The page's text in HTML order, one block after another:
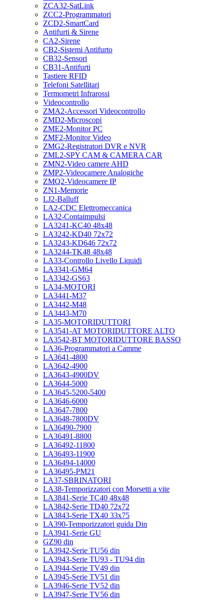
ZCA32-SatLink
ZCC2-Programmatori
ZCD2-SmartCard
Antifurti & Sirene
CA2-Sirene
CB2-Sistemi Antifurto
CB32-Sensori
CB31-Antifurti
Tastiere RFID
Telefoni Satellitari
Termometri Infrarossi
Videocontrollo
ZMA2-Accessori Videocontrollo
ZMD2-Microscopi
ZME2-Monitor PC
ZMF2-Monitor Video
ZMG2-Registratori DVR e NVR
ZML2-SPY CAM & CAMERA CAR
ZMN2-Video camere AHD
ZMP2-Videocamere Analogiche
ZMQ2-Videocamere IP
ZN1-Memorie
LJ2-Balluff
LA2-CDC Elettromeccanica
LA32-Contaimpulsi
LA3241-KC40 48x48
LA3242-KD40 72x72
LA3243-KD646 72x72
LA3244-TK48 48x48
LA33-Controllo Livello Liquidi
LA3341-GM64
LA3342-GS63
LA34-MOTORI
LA3441-M37
LA3442-M48
LA3443-M70
LA35-MOTORIDUTTORI
LA3541-AT MOTORIDUTTORE ALTO
LA3542-BT MOTORIDUTTORE BASSO
LA36-Programmatori a Camme
LA3641-4800
LA3642-4900
LA3643-4900DV
LA3644-5000
LA3645-5200-5400
LA3646-6000
LA3647-7800
LA3648-7800DV
LA36490-7900
LA36491-8800
LA36492-11800
LA36493-11900
LA36494-14000
LA36495-PM21
LA37-SBRINATORI
LA38-Temporizzatori con Morsetti a vite
LA3841-Serie TC40 48x48
LA3842-Serie TD40 72x72
LA3843-Serie TX40 33x75
LA390-Temporizzatori guida Din
LA3941-Serie GU
GZ90 din
LA3942-Serie TU56 din
LA3943-Serie TU93 - TU94 din
LA3944-Serie TV49 din
LA3945-Serie TV51 din
LA3946-Serie TV52 din
LA3947-Serie TV56 din